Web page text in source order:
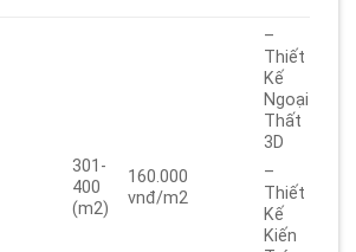
301-
400
(m2)
160.000
vnđ/m2
–
Thiết
Kế
Ngoại
Thất
3D
–
Thiết
Kế
Kiến